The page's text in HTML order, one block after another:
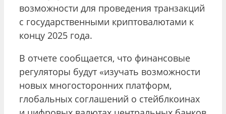
возможности для проведения транзакций
с государственными криптовалютами к
концу 2025 года.
В отчете сообщается, что финансовые
регуляторы будут «изучать возможности
новых многосторонних платформ,
глобальных соглашений о стейблкоинах